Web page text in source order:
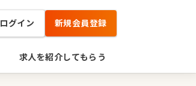
ログイン 新規会員登録
求人を紹介してもらう